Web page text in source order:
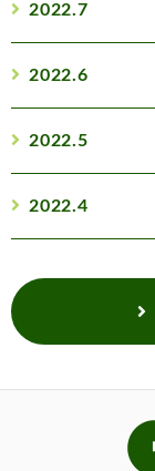
2022.7
2022.6
2022.5
2022.4